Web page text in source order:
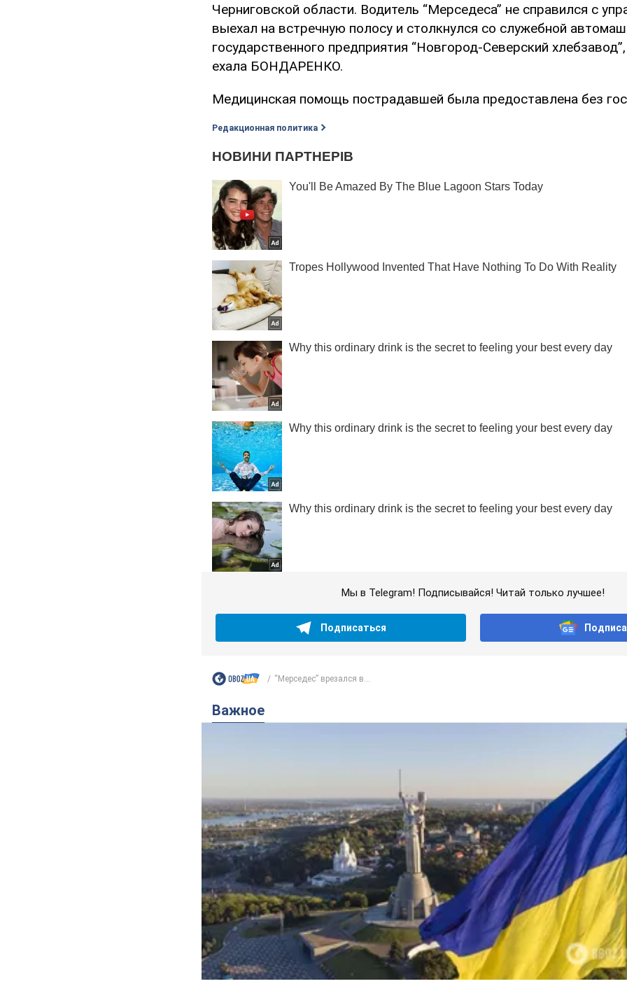
Черниговской области. Водитель “Мерседеса” не справился с
выехал на встречную полосу и столкнулся со служебной
государственного предприятия “Новгород-Северский
ехала БОНДАРЕНКО.
Медицинская помощь пострадавшей была предоставлена без
Редакционная политика
Мы в Telegram! Подписывайся! Читай только лучшее!
Подписаться
“Мерседес” врезался в...
Важное